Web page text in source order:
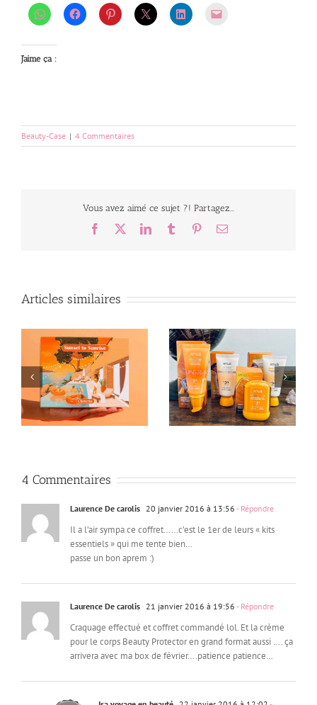
J’aime ça :
Beauty-Case | 4 Commentaires
Vous avez aimé ce sujet ?! Partagez...
Facebook LinkedInTumblr PinterestEmail
Articles similaires
La Prescription Lab x
Algologie + Bon Plan !
Ma Biotyfull Box de
Juillet – Box offertes
4 Commentaires
Laurence De carolis 20 janvier 2016 à 13:56 - Répondre
Il a l’air sympa ce coffret……c’est le 1er de leurs « kits
essentiels » qui me tente bien…
passe un bon aprem :)
Laurence De carolis 21 janvier 2016 à 19:56 - Répondre
Craquage effectué et coffret commandé lol. Et la crème
pour le corps Beauty Protector en grand format aussi …. ça
arrivera avec ma box de février….patience patience…